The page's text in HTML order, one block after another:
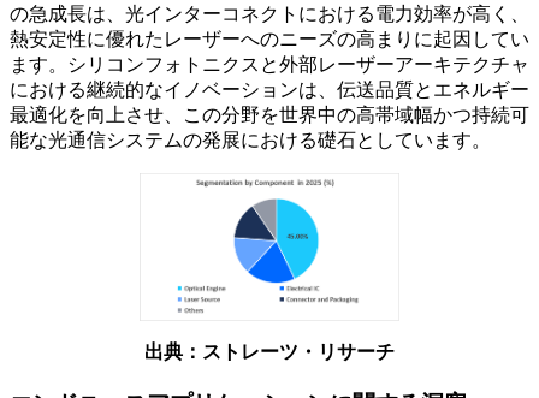
の急成長は、光インターコネクトにおける電力効率が高く、
熱安定性に優れたレーザーへのニーズの高まりに起因してい
ます。シリコンフォトニクスと外部レーザーアーキテクチャ
における継続的なイノベーションは、伝送品質とエネルギー
最適化を向上させ、この分野を世界中の高帯域幅かつ持続可
能な光通信システムの発展における礎石としています。
出典：ストレーツ・リサーチ